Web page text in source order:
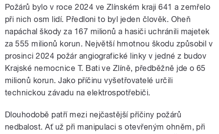
Požárů bylo v roce 2024 ve Zlínském kraji 641 a zemřelo
při nich osm lidí. Předloni to byl jeden člověk. Oheň
napáchal škody za 167 milionů a hasiči uchránili majetek
za 555 milionů korun. Největší hmotnou škodu způsobil v
prosinci 2024 požár angiografické linky v jedné z budov
Krajské nemocnice T. Bati ve Zlíně, předběžně jde o 65
milionů korun. Jako příčinu vyšetřovatelé určili
technickou závadu na elektrospotřebiči.
Dlouhodobě patří mezi nejčastější příčiny požárů
nedbalost. Ať už při manipulaci s otevřeným ohněm, při